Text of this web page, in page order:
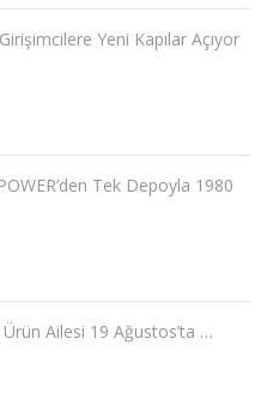
Yeni Kapılar Açıyor
Tek Depoyla 1980
Ürün Ailesi 19 Ağustos’ta …